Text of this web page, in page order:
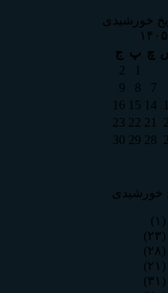
خورشیدی
چ پ ج
1
2
7
8
9
14
15
16
21
22
23
28
29
30
خورشیدی
(۱)
(۲۳)
(۲۸)
(۲۱)
(۳۱)